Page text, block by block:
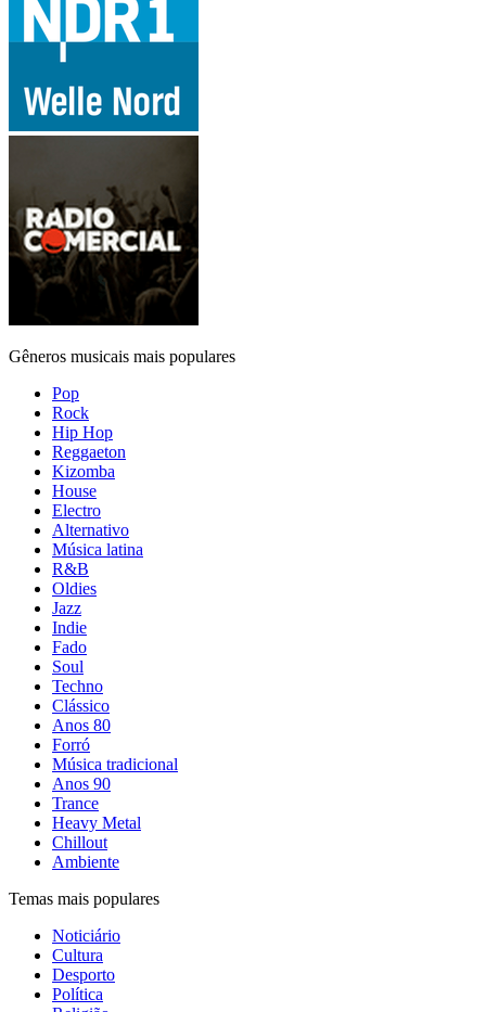
Gêneros musicais mais populares
Pop
Rock
Hip Hop
Reggaeton
Kizomba
House
Electro
Alternativo
Música latina
R&B
Oldies
Jazz
Indie
Fado
Soul
Techno
Clássico
Anos 80
Forró
Música tradicional
Anos 90
Trance
Heavy Metal
Chillout
Ambiente
Temas mais populares
Noticiário
Cultura
Desporto
Política